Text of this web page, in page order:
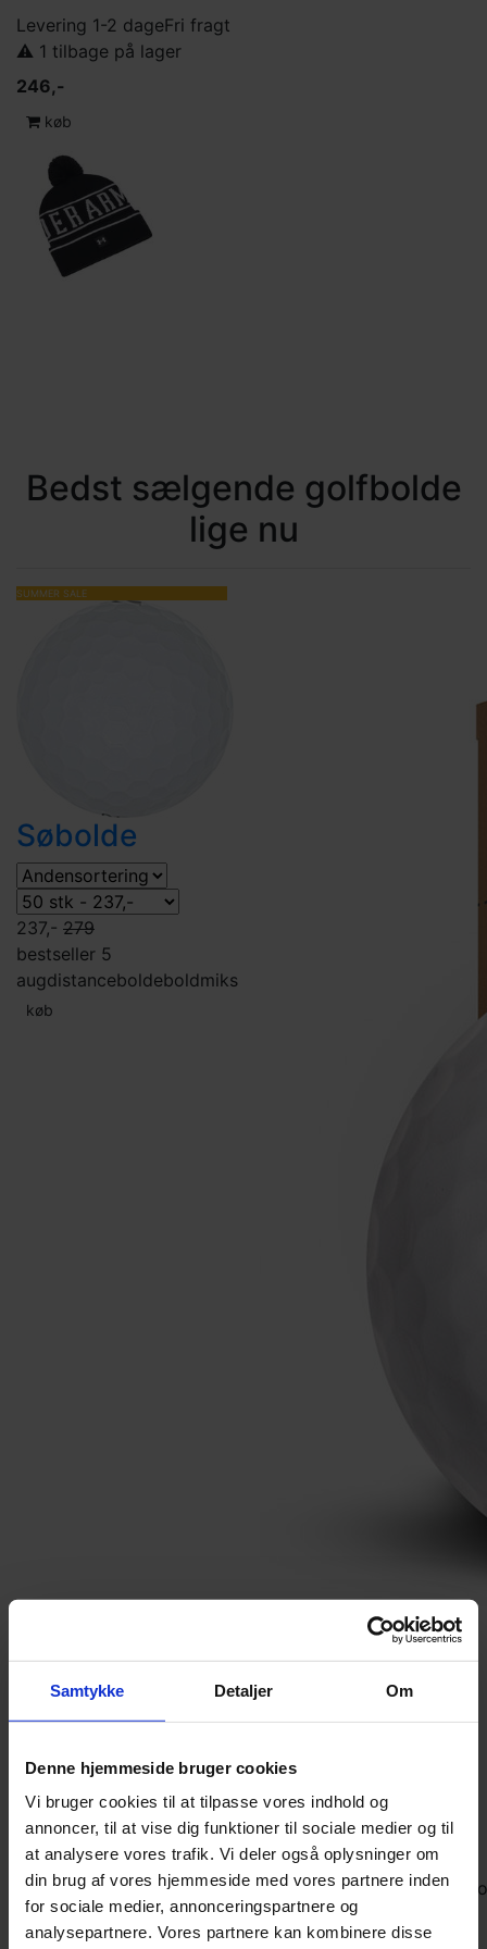
Samtykke Detaljer Om
Denne hjemmeside bruger cookies
Vi bruger cookies til at tilpasse vores indhold og
annoncer, til at vise dig funktioner til sociale medier og til
at analysere vores trafik. Vi deler også oplysninger om
din brug af vores hjemmeside med vores partnere inden
for sociale medier, annonceringspartnere og
analysepartnere. Vores partnere kan kombinere disse
Levering 1-2 dageFri fragt
⚠️ 1 tilbage på lager
246,-
køb
Bedst sælgende golfbolde
lige nu
SUMMER SALE
Søbolde
237,- 279
bestseller 5
augdistanceboldeboldmiks
køb
Titleist Pro V1
bestseller 5 aug
deltboldflugt-
middelgreenspin højskal
uretantourbolde
medium
køb